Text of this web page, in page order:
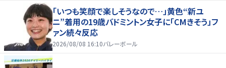
「いつも笑顔で楽しそうなので…」黄色“新ユ
ニ”着用の19歳バドミントン女子に「CMきそう」フ
ァン続々反応
2026/08/08 16:10バレーボール